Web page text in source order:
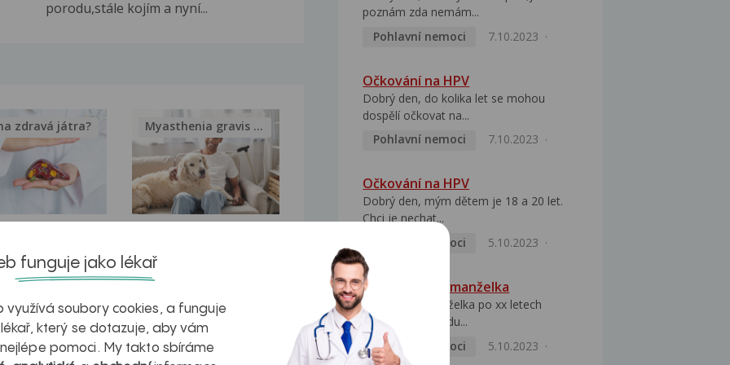
porodu,stále kojím a nyní...
v datech a
zdravá játra?
léčba
myastenie –
naděje pro ty,
Myasthenia gravis – vše, co...
poznám zda nemám...
Pohlavní nemoci
7.10.2023
Očkování na HPV
Dobrý den, do kolika let se mohou
dospělí očkovat na...
Pohlavní nemoci
7.10.2023
Očkování na HPV
Dobrý den, mým dětem je 18 a 20 let.
Chci je nechat...
Pohlavní nemoci
5.10.2023
HPV pozitivní manželka
Dobrý den, manželka po xx letech
přivezla z Východu...
Pohlavní nemoci
5.10.2023
funguje jako lékař
využívá soubory cookies, a funguje
který se dotazuje, aby vám
pomoci. My takto sbíráme